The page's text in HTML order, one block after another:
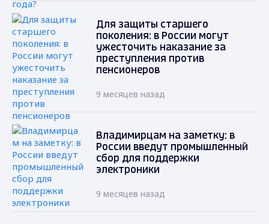
Для защиты старшего
поколения: в России могут
ужесточить наказание за
преступления против
пенсионеров
9 месяцев назад
Владимирцам на заметку: в
России введут промышленный
сбор для поддержки
электроники
9 месяцев назад